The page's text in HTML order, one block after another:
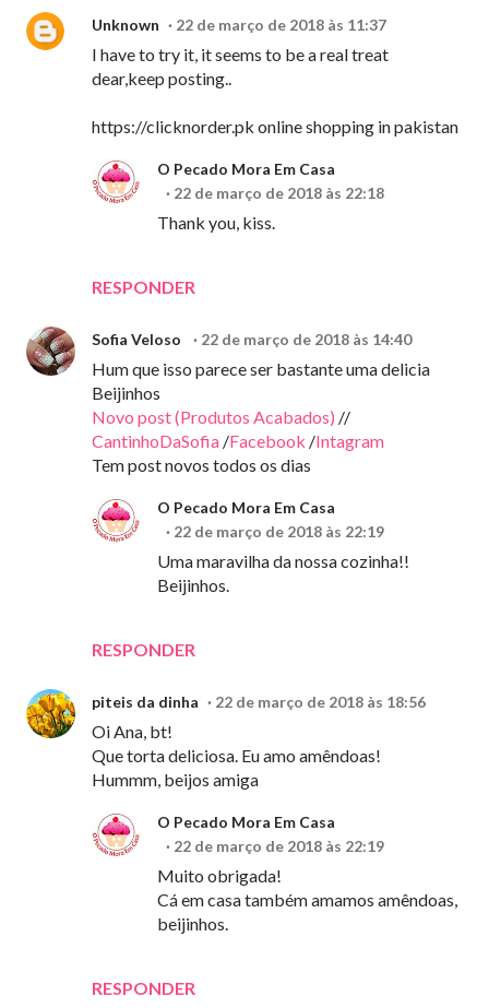
Unknown 22 de março de 2018 às 11:37
I have to try it, it seems to be a real treat
dear,keep posting..
https://clicknorder.pk online shopping in pakistan
RESPONDER
O Pecado Mora Em Casa
22 de março de 2018 às 22:18
Thank you, kiss.
Sofia Veloso 22 de março de 2018 às 14:40
Hum que isso parece ser bastante uma delicia
Beijinhos
Novo post (Produtos Acabados) //
CantinhoDaSofia /Facebook /Intagram
Tem post novos todos os dias
RESPONDER
O Pecado Mora Em Casa
22 de março de 2018 às 22:19
Uma maravilha da nossa cozinha!!
Beijinhos.
piteis da dinha 22 de março de 2018 às 18:56
Oi Ana, bt!
Que torta deliciosa. Eu amo amêndoas!
Hummm, beijos amiga
RESPONDER
O Pecado Mora Em Casa
22 de março de 2018 às 22:19
Muito obrigada!
Cá em casa também amamos amêndoas,
beijinhos.